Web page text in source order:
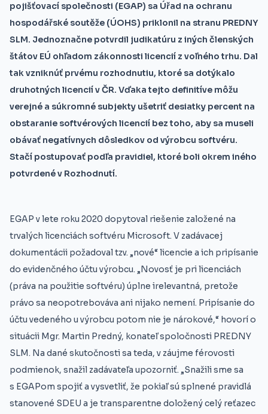
pojišťovací společnosti (EGAP) sa Úřad na ochranu
hospodářské soutěže (ÚOHS) priklonil na stranu PREDNY
SLM. Jednoznačne potvrdil judikatúru z iných členských
štátov EÚ ohľadom zákonnosti licencií z voľného trhu. Dal
tak vzniknúť prvému rozhodnutiu, ktoré sa dotýkalo
druhotných licencií v ČR. Vďaka tejto definitíve môžu
verejné a súkromné subjekty ušetriť desiatky percent na
obstaranie softvérových licencií bez toho, aby sa museli
obávať negatívnych dôsledkov od výrobcu softvéru.
Stačí postupovať podľa pravidiel, ktoré boli okrem iného
potvrdené v Rozhodnutí.
EGAP v lete roku 2020 dopytoval riešenie založené na
trvalých licenciách softvéru Microsoft. V zadávacej
dokumentácii požadoval tzv. „nové“ licencie a ich pripísanie
do evidenčného účtu výrobcu. „Novosť je pri licenciách
(práva na použitie softvéru) úplne irelevantná, pretože
právo sa neopotrebováva ani nijako nemení. Pripísanie do
účtu vedeného u výrobcu potom nie je nárokové,“ hovorí o
situácii Mgr. Martin Predný, konateľ spoločnosti PREDNY
SLM. Na dané skutočnosti sa teda, v záujme férovosti
podmienok, snažil zadávateľa upozorniť. „Snažili sme sa
s EGAPom spojiť a vysvetliť, že pokiaľ sú splnené pravidlá
stanovené SDEU a je transparentne doložený celý reťazec